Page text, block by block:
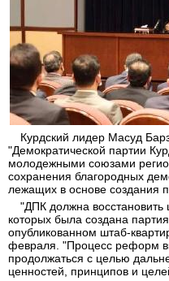
Курдский лидер Масуд
"Демократической партии
молодежными союзами
сохранения благородных
лежащих в основе создания
"ДПК должна
которых была создана
опубликованном штаб-
февраля. "Процесс реформ
продолжаться с целью
ценностей, принципов и